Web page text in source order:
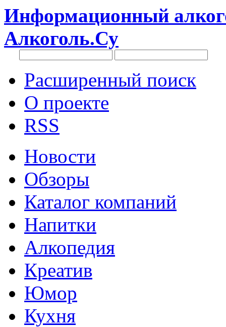
Информационный
Алкоголь.Су
Расширенный поиск
О проекте
RSS
Новости
Обзоры
Каталог компаний
Напитки
Алкопедия
Креатив
Юмор
Кухня